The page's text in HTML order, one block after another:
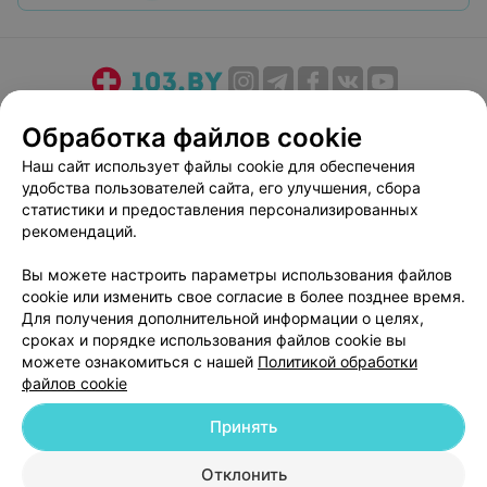
Медицинский маркетинг
Публичный договор
Пользовательское соглашение
Способы оплаты
Вакансии
Партнеры
Написать руководителю 103.by
Персональные настройки cookie
Обработка персональных данных
© 2026 ООО «Артокс Лаб», УНП 191700409| 220012, Республика Беларусь,
Обработка файлов cookie
Наш сайт использует файлы cookie для обеспечения
удобства пользователей сайта, его улучшения, сбора
статистики и предоставления персонализированных
рекомендаций.
Вы можете настроить параметры использования файлов
cookie или изменить свое согласие в более позднее время.
Для получения дополнительной информации о целях,
сроках и порядке использования файлов cookie вы
можете ознакомиться с нашей Политикой обработки
файлов cookie
Отклонить
Принять